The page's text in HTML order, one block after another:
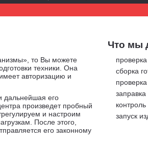
то Вы можете
техники. Она
авторизацию и
дальнейшая его
произведет пробный
и настроим
После этого,
его законному
Что мы
сборка
запуск